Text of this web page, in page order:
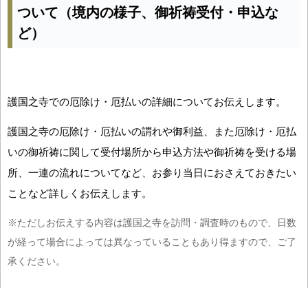
ついて（境内の様子、御祈祷受付・申込な
ど）
護国之寺での厄除け・厄払いの詳細についてお伝えします。
護国之寺の厄除け・厄払いの謂れや御利益、また厄除け・厄払
いの御祈祷に関して受付場所から申込方法や御祈祷を受ける場
所、一連の流れについてなど、お参り当日におさえておきたい
ことなど詳しくお伝えします。
※ただしお伝えする内容は護国之寺を訪問・調査時のもので、日数
が経って場合によっては異なっていることもあり得ますので、ご了
承ください。